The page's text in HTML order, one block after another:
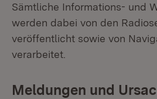
Sämtliche Informations- und
werden dabei von den
veröffentlicht sowie von
verarbeitet.
Meldungen und